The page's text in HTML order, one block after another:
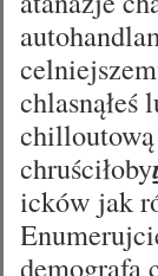
chruściłoby
icków jak
demografa